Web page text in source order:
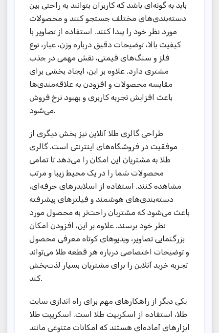
باید به گونه‌ای باشد که کاربران بتوانند به راحتی بین
دسته‌بندی‌های مختلف جستجو کنند و محصولات
مورد نظر خود را پیدا کنند. استفاده از تصاویر با
کیفیت بالا، توضیحات دقیق درباره وزن، عیار، نوع
فلز و سنگ‌های قیمتی، نقش مهمی در جذب
مشتری دارد. علاوه بر این، ایجاد بخشی برای
مقایسه محصولات و افزودن به علاقه‌مندی‌ها
باعث افزایش تجربه کاربری و بهبود نرخ فروش
می‌شود.
طراحی گالری طلا آنلاین نیز بخش دیگری از
موفقیت در فروشگاه‌های اینترنتی است. گالری
طلا به مشتریان این امکان را می‌دهد تا تمامی
محصولات شما را در یک محیط زیبا و مرتب
مشاهده کنند. استفاده از اسلایدرهای حرفه‌ای،
دسته‌بندی‌های هوشمند و فیلترهای پیشرفته
باعث می‌شود که مشتریان راحت‌تر به محصول مورد
نظر خود برسند. علاوه بر این، افزودن امکان
بزرگنمایی تصاویر، ویدیوهای کوتاه معرفی محصول
و توضیحات اختصاصی درباره هر قطعه طلا می‌تواند
تجربه خرید آنلاین را برای مشتریان بسیار لذت‌بخش
کند.
یکی دیگر از راهکارهای مهم برای راه اندازی سایت
طلا، استفاده از اسکریپت طلا است. اسکریپت طلا
ابزارهای آماده‌ای هستند که امکانات متنوعی مانند